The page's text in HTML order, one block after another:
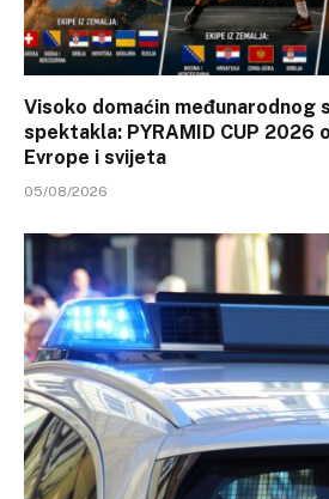
Visoko domaćin međunarodnog
spektakla: PYRAMID CUP 2026
Evrope i svijeta
05/08/2026